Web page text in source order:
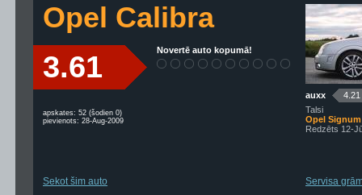
Opel Calibra
3.61 Novertē auto kopumā!
apskates: 52 (šodien 0)
pievienots: 28-Aug-2009
Sekot šim auto
auxx
4.21
Talsi
Opel
Redzēts 12-
Servisa